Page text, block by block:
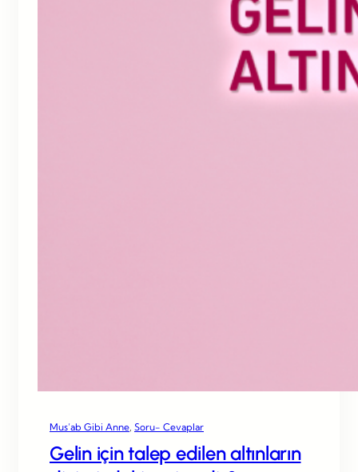
Mus’ab Gibi Anne Soru- Cevaplar
Gelin için talep edilen altınların